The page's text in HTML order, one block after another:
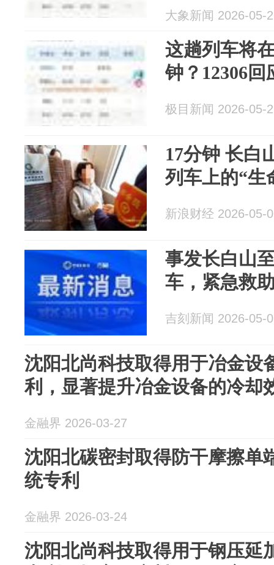
在12306APP
大象新闻 2026-05-
这趟列车将
钟？12306回
极目新闻 2026-05-
17分钟 长白
列车上的“生
新浪财经 2026-05-
事发长白山
车，紧急救
吉刻新闻 2026-05-
沈阳北尚科技取得用于冶金设
利，显著提升冶金设备的冷却
金融界 2026-03-27
沈阳北碳密封取得防干摩擦单
统专利
金融界 2026-03-24
沈阳北尚科技取得用于钢压延